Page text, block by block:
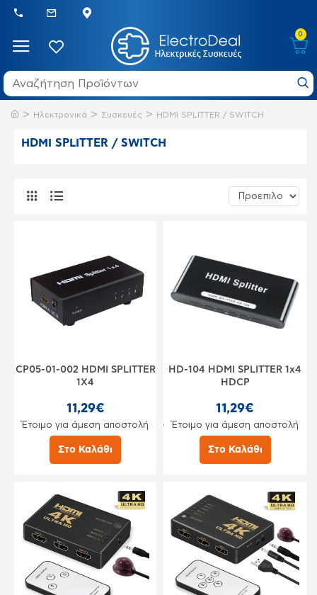
0
Ηλεκτρονικά Συσκευές HDMI SPLITTER / SWITCH
HDMI SPLITTER / SWITCH
CP05-01-002 HDMI SPLITTER
1X4
11,29€
Έτοιμο για άμεση αποστολή
Στο Καλάθι
HD-104 HDMI SPLITTER 1x4
HDCP
11,29€
Έτοιμο για άμεση αποστολή
Στο Καλάθι